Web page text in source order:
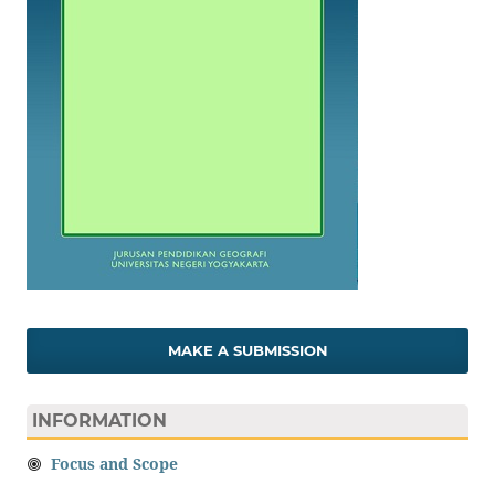
MAKE A SUBMISSION
INFORMATION
Focus and Scope